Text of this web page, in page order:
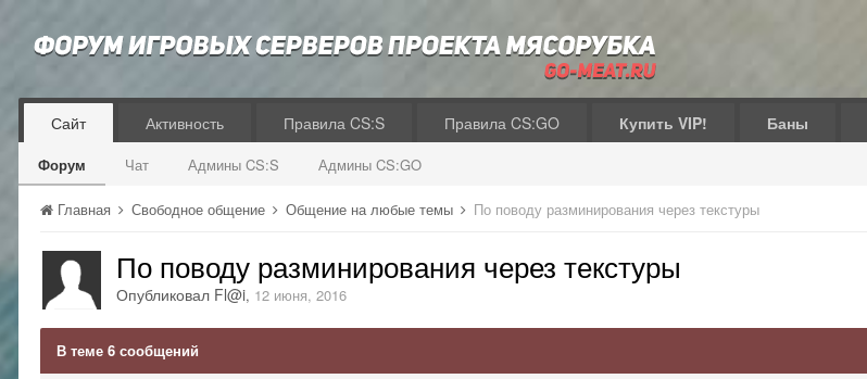
Сайт
Форум Чат Админы CS:S Админы CS:GO
Активность Правила CS:S Правила CS:GO Купить VIP! Баны
Главная Свободное общение Общение на любые темы По поводу разминирования через текстуры
По поводу разминирования через текстуры
Опубликовал Fl@i, 12 июня, 2016
В теме 6 сообщений